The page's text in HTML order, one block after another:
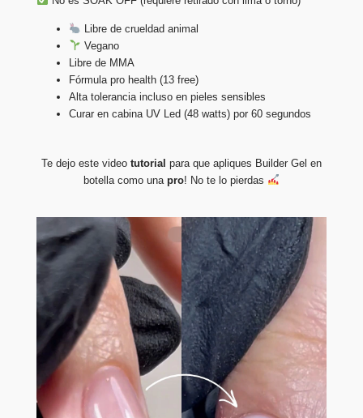
Libre de crueldad animal
Vegano
Libre de MMA
Fórmula pro health (13 free)
Alta tolerancia incluso en pieles sensibles
Curar en cabina UV Led (48 watts) por 60 segundos
Te dejo este video tutorial para que apliques Builder Gel en
botella como unapro! No te lo pierdas